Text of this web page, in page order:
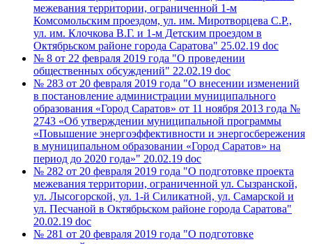
межевания территории, ограниченной 1-м
Комсомольским проездом, ул. им. Миротворцева С.Р.,
ул. им. Клочкова В.Г. и 1-м Детским проездом в
Октябрьском районе города Саратова" 25.02.19 doc
№ 8 от 22 февраля 2019 года "О проведении
общественных обсуждений" 22.02.19 doc
№ 283 от 20 февраля 2019 года "О внесении изменений
в постановление администрации муниципального
образования «Город Саратов» от 11 ноября 2013 года №
2743 «Об утверждении муниципальной программы
«Повышение энергоэффективности и энергосбережения
в муниципальном образовании «Город Саратов» на
период до 2020 года»" 20.02.19 doc
№ 282 от 20 февраля 2019 года "О подготовке проекта
межевания территории, ограниченной ул. Сызранской,
ул. Лысогорской, ул. 1-й Силикатной, ул. Самарской и
ул. Песчаной в Октябрьском районе города Саратова"
20.02.19 doc
№ 281 от 20 февраля 2019 года "О подготовке